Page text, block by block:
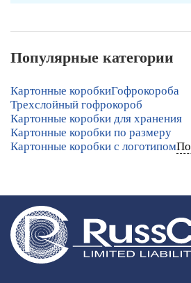
Популярные категории
Картонные коробкиГофрокороба
Трехслойный гофрокороб
Картонные коробки для хранения
Картонные коробки по размеру
Картонные коробки с логотипом